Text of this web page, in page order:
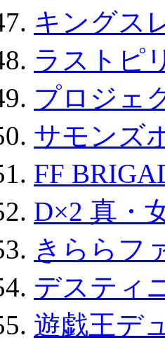
キングス
ラストピ
プロジェ
サモンズ
FF
D×2 真・
きららフ
デスティ
遊戯王デ